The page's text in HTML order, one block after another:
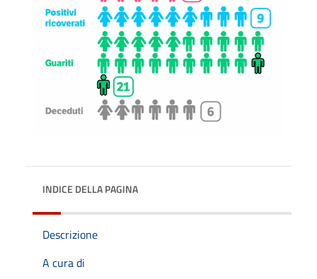
INDICE DELLA PAGINA
Descrizione
A cura di